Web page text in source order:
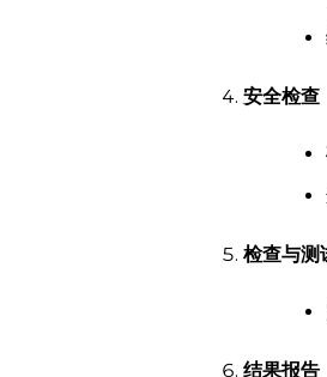
安全检查
检查与测
结果报告